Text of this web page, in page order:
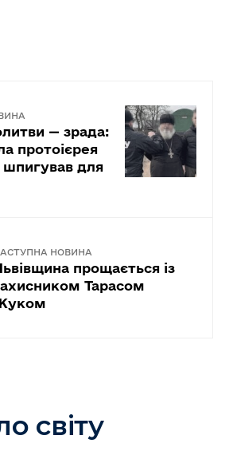
— зрада:
протоієрея
для
НОВИНА
прощається із
Тарасом
світу